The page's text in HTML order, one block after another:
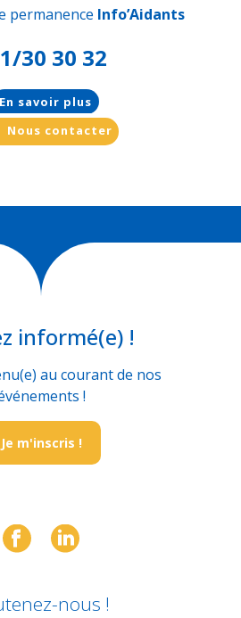
permanence Info’Aidants
30 30 32
En savoir plus
Nous contacter
informé(e) !
au courant de nos
!
Je m'inscris !
nous !